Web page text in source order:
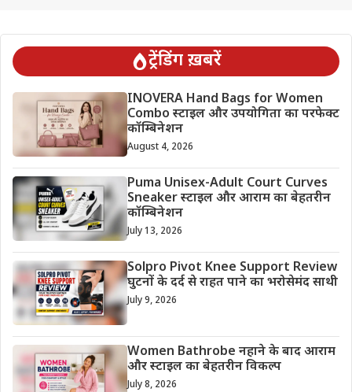
ट्रेंडिंग ख़बरें
INOVERA Hand Bags for Women
Combo स्टाइल और उपयोगिता का परफेक्ट
कॉम्बिनेशन
August 4, 2026
Puma Unisex-Adult Court Curves
Sneaker स्टाइल और आराम का बेहतरीन
कॉम्बिनेशन
July 13, 2026
Solpro Pivot Knee Support Review
घुटनों के दर्द से राहत पाने का भरोसेमंद साथी
July 9, 2026
Women Bathrobe नहाने के बाद आराम
और स्टाइल का बेहतरीन विकल्प
July 8, 2026